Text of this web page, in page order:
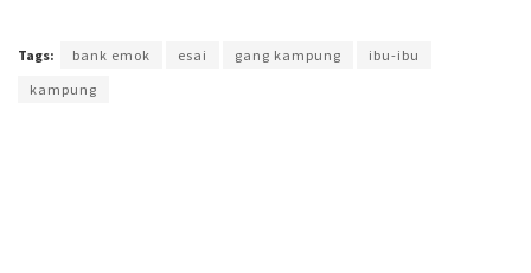
Tags: bank emok esai gang kampung
ibu-ibu
kampung